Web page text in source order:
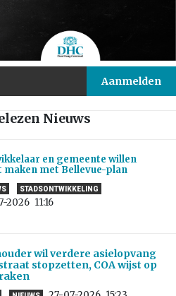
Nieuws
en gemeente willen
maken met Bellevue-plan
STADSONTWIKKELING
2026 11:16
wil verdere asielopvang
stopzetten, COA wijst op